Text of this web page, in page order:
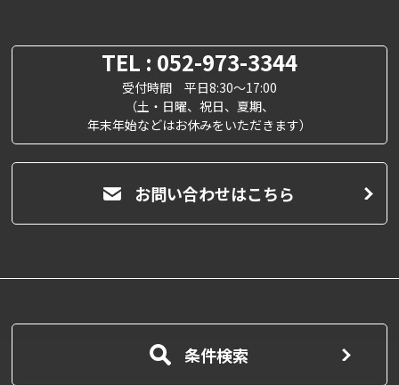
TEL : 052-973-3344
受付時間 平日8:30～17:00
（土・日曜、祝日、夏期、
年末年始などはお休みをいただきます）
お問い合わせはこちら
条件検索